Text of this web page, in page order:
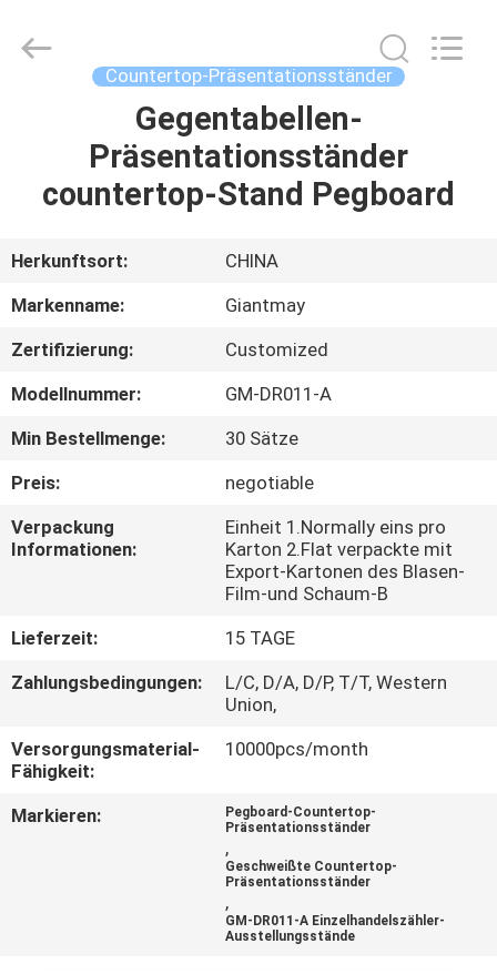
PRODUKTE
ÜBER
UNS
FABRIK-
AUSFLUG
QUALITÄTSKONTROLLE
TRETEN
MIT
IN
VERBINDUNG
NACHRICHTEN
Co,Ltd..
Countertop-Präsentationsständer
Gegentabellen-
Präsentationsständer
countertop-Stand Pegboard
Herkunftsort:
CHINA
Markenname:
Giantmay
Zertifizierung:
Customized
Modellnummer:
GM-DR011-A
Min Bestellmenge:
30 Sätze
Preis:
negotiable
Verpackung
Informationen:
Einheit 1.Normally eins pro
Karton 2.Flat verpackte mit
Export-Kartonen des Blasen-
Film-und Schaum-B
Lieferzeit:
15 TAGE
Zahlungsbedingungen:
L/C, D/A, D/P, T/T, Western
Union,
Versorgungsmaterial-
Fähigkeit:
10000pcs/month
Markieren:
Pegboard-Countertop-
Präsentationsständer
,
Geschweißte Countertop-
Präsentationsständer
,
GM-DR011-A Einzelhandelszähler-
Ausstellungsstände